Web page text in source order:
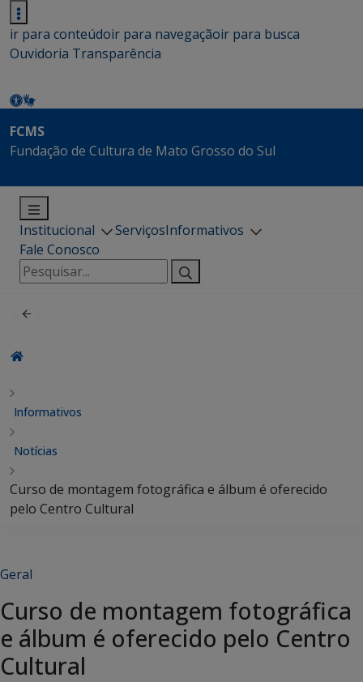
ir para conteúdoir para navegaçãoir para busca
Ouvidoria Transparência
FCMS
Fundação de Cultura de Mato Grosso do Sul
Institucional ServiçosInformativos
Fale Conosco
Pesquisar
por:
Informativos
Notícias
Curso de montagem fotográfica e álbum é oferecido
pelo Centro Cultural
Geral
Curso de montagem fotográfica
e álbum é oferecido pelo Centro
Cultural